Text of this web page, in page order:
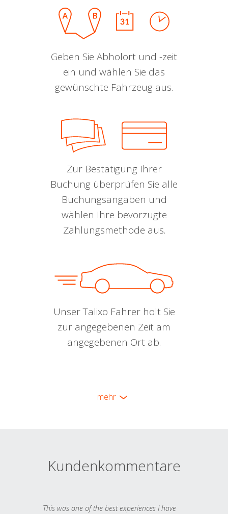
Geben Sie Abholort und -zeit
ein und wählen Sie das
gewünschte Fahrzeug aus.
Zur Bestätigung Ihrer
Buchung überprüfen Sie alle
Buchungsangaben und
wählen Ihre bevorzugte
Zahlungsmethode aus.
Unser Talixo Fahrer holt Sie
zur angegebenen Zeit am
angegebenen Ort ab.
mehr
Kundenkommentare
This was one of the best experiences I have